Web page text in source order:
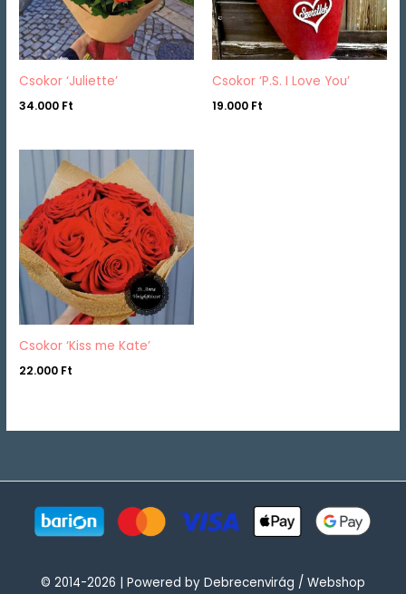
Csokor ‘Juliette’
34.000 Ft
Csokor ‘P.S. I Love You’
19.000 Ft
Csokor ‘Kiss me Kate’
22.000 Ft
© 2014-2026 | Powered by Debrecenvirág / Webshop